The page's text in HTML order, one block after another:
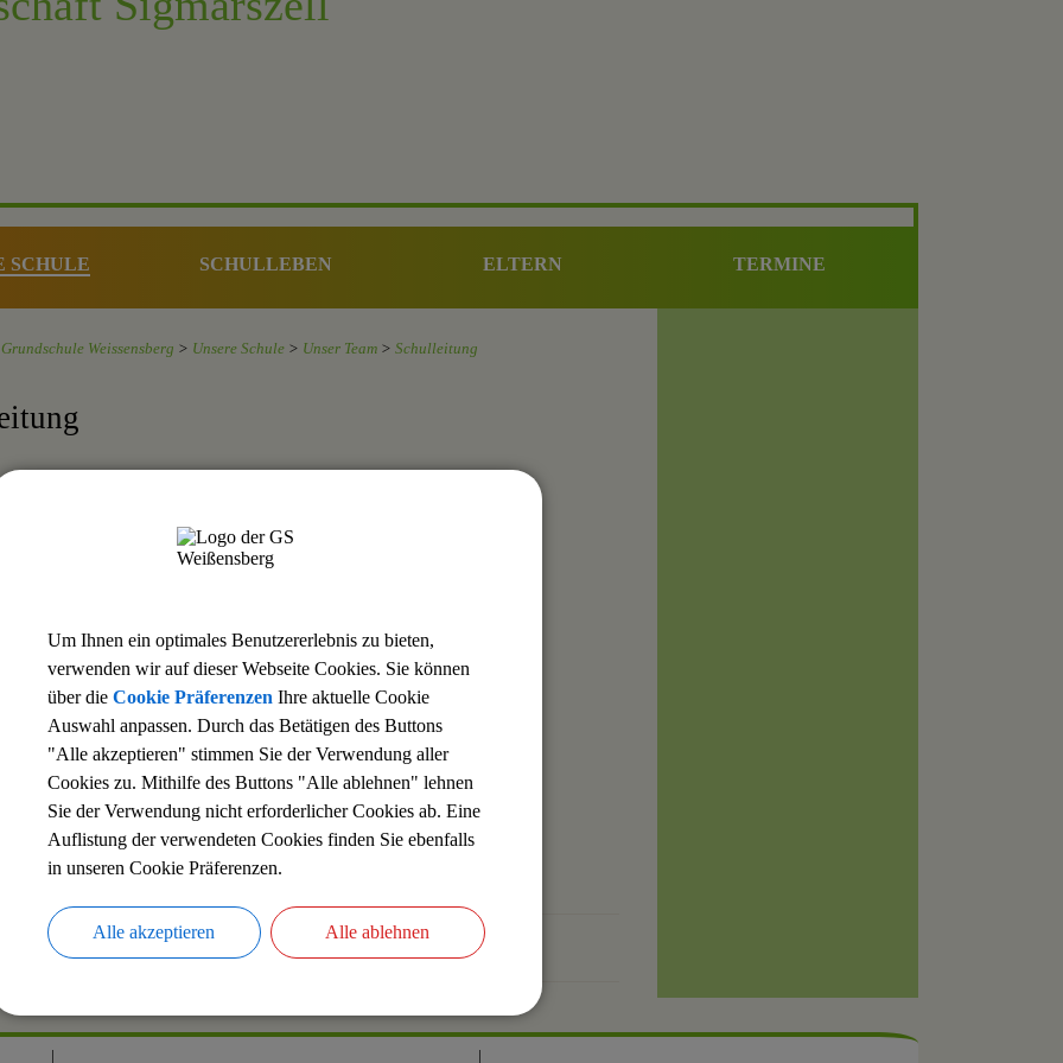
SCHULE SCHULLEBEN ELTERN TERMINE
Grundschule Weissensberg > Unsere Schule > Unser Team > Schulleitung
Albersmann-Neher Konrektorin Petra Würfel
drucken
Um Ihnen ein optimales Benutzererlebnis zu bieten,
verwenden wir auf dieser Webseite Cookies. Sie können
über die Cookie Präferenzen Ihre aktuelle Cookie
Auswahl anpassen. Durch das Betätigen des Buttons
"Alle akzeptieren" stimmen Sie der Verwendung aller
Cookies zu. Mithilfe des Buttons "Alle ablehnen" lehnen
Sie der Verwendung nicht erforderlicher Cookies ab. Eine
Auflistung der verwendeten Cookies finden Sie ebenfalls
in unseren Cookie Präferenzen.
Alle akzeptieren Alle ablehnen